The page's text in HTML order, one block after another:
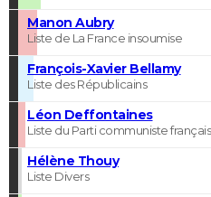
Manon Aubry
Liste de La France insoumise
François-Xavier Bellamy
Liste des Républicains
Léon Deffontaines
Liste du Parti communiste français
Hélène Thouy
Liste Divers